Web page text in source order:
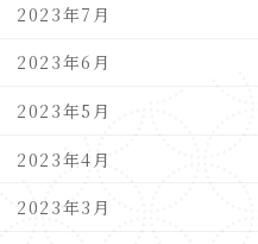
2023年7月
2023年6月
2023年5月
2023年4月
2023年3月